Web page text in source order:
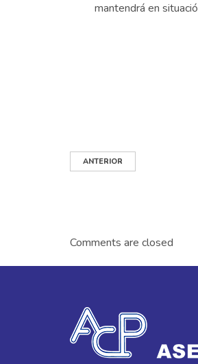
mantendrá en
ANTERIOR
Comments are closed